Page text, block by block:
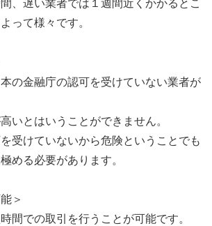
、遅い業者では１週間近くかかるとこ
って様々です。
の金融庁の認可を受けていない業者が
いとはいうことができません。
受けていないから危険ということでも
める必要があります。
＞
間での取引を行うことが可能です。